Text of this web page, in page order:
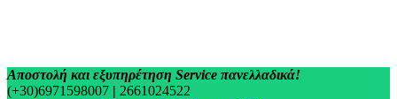
Αποστολή και εξυπηρέτηση Service πανελλαδικά!
(+30)6971598007 | 2661024522